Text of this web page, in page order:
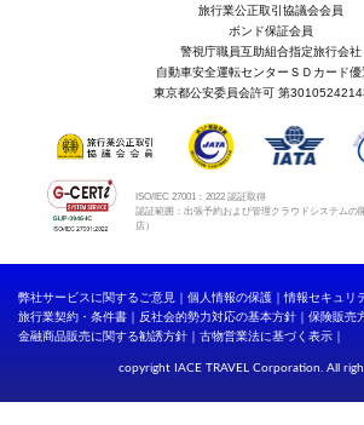
旅行業公正取引協議会会員
ボンド保証会員
警視庁職員互助組合指定旅行会社
自動車安全運転センターＳＤカード優
東京都公安委員会許可 第
ISO/IEC 27001：2022 認証取得
認証範囲：出張予約および管理クラウドシステムの
店）
弊社サービスに関するご意見 個人情報の保護
情報セキュリ
旅行業契約・条件書
反社会的勢力対応の基本方針
保険販売
金融商品販売に関する勧誘方針
古物営業法に基づく表示
copyright IACE TRAVEL Corporation. All